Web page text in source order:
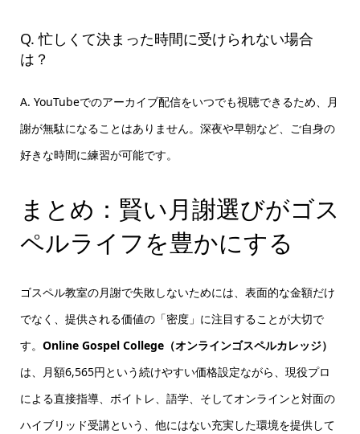
Q. 忙しくて決まった時間に受けられない場合
は？
A. YouTubeでのアーカイブ配信をいつでも視聴できるため、月
謝が無駄になることはありません。深夜や早朝など、ご自身の
好きな時間に練習が可能です。
まとめ：賢い月謝選びがゴス
ペルライフを豊かにする
ゴスペル教室の月謝で失敗しないためには、表面的な金額だけ
でなく、提供される価値の「密度」に注目することが大切で
す。 Online Gospel College（オンラインゴスペルカレッジ）
は、月額6,565円という続けやすい価格設定ながら、現役プロ
による直接指導、ボイトレ、語学、そしてオンラインと対面の
ハイブリッド受講という、他にはない充実した環境を提供して